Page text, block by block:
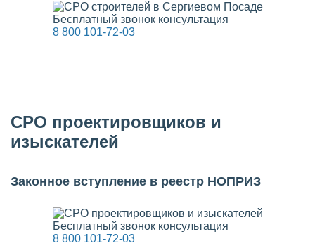
Бесплатный звонок консультация
8 800 101-72-03
СРО проектировщиков и
изыскателей
Законное вступление в реестр НОПРИЗ
Бесплатный звонок консультация
8 800 101-72-03